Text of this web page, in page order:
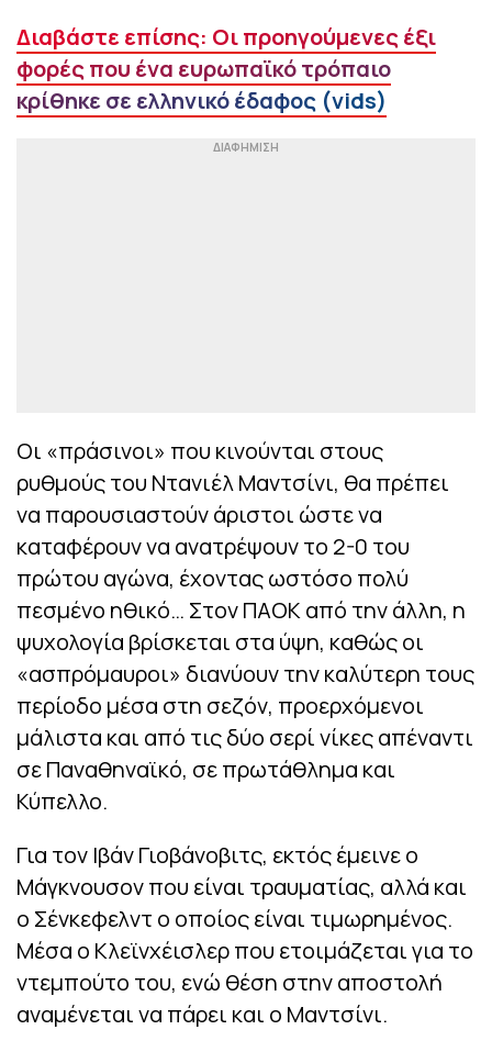
Διαβάστε επίσης: Οι προηγούμενες έξι
φορές που ένα ευρωπαϊκό τρόπαιο
κρίθηκε σε ελληνικό έδαφος (vids)
Οι «πράσινοι» που κινούνται στους
ρυθμούς του Ντανιέλ Μαντσίνι, θα πρέπει
να παρουσιαστούν άριστοι ώστε να
καταφέρουν να ανατρέψουν το 2-0 του
πρώτου αγώνα, έχοντας ωστόσο πολύ
πεσμένο ηθικό… Στον ΠΑΟΚ από την άλλη, η
ψυχολογία βρίσκεται στα ύψη, καθώς οι
«ασπρόμαυροι» διανύουν την καλύτερη τους
περίοδο μέσα στη σεζόν, προερχόμενοι
μάλιστα και από τις δύο σερί νίκες απέναντι
σε Παναθηναϊκό, σε πρωτάθλημα και
Κύπελλο.
Για τον Ιβάν Γιοβάνοβιτς, εκτός έμεινε ο
Μάγκνουσον που είναι τραυματίας, αλλά και
ο Σένκεφελντ ο οποίος είναι τιμωρημένος.
Μέσα ο Κλεϊνχέισλερ που ετοιμάζεται για το
ντεμπούτο του, ενώ θέση στην αποστολή
αναμένεται να πάρει και ο Μαντσίνι.